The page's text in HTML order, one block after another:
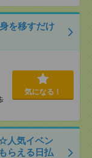
を移すだけ
気になる！
人気イベン
らえる日払